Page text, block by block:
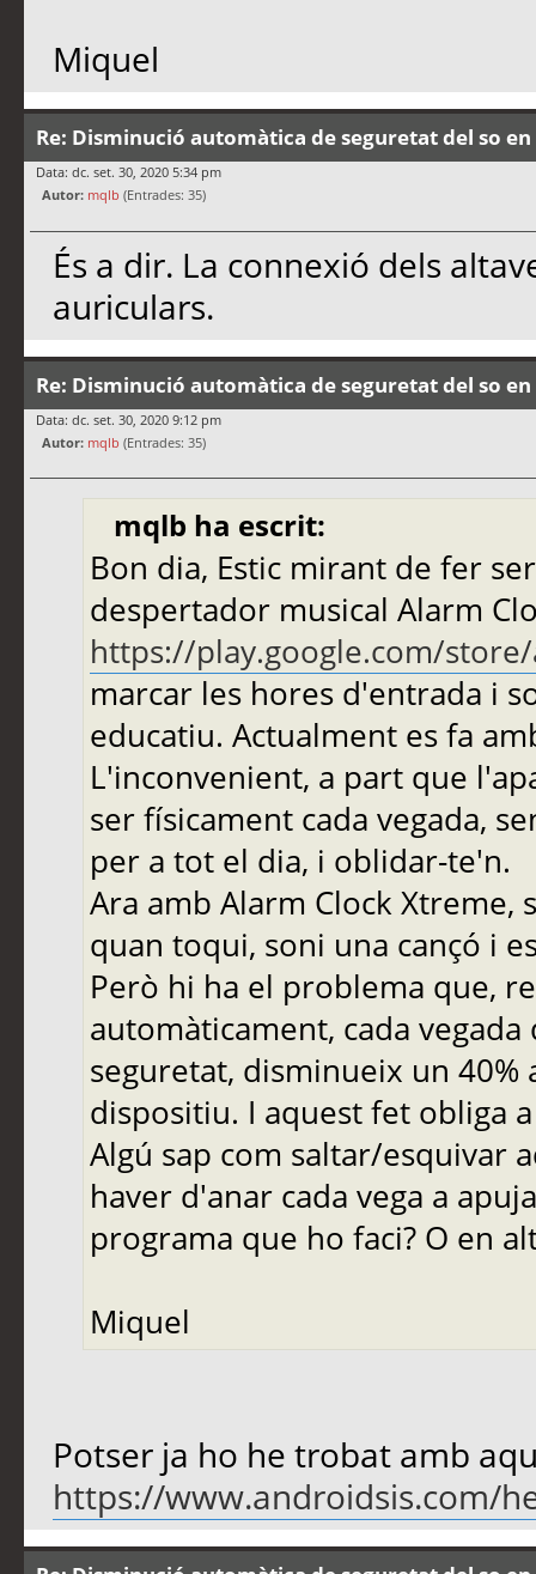
Miquel
Re: Disminució automàtica de seguretat del so
Data: dc. set. 30, 2020 5:34 pm
Autor: mqlb (Entrades: 35)
És a dir. La connexió dels
auriculars.
Re: Disminució automàtica de seguretat del so
Data: dc. set. 30, 2020 9:12 pm
Autor: mqlb (Entrades: 35)
mqlb ha escrit:
Bon dia, Estic mirant de fer
despertador musical Alarm
https://play.google.com/
marcar les hores d'entrada i
educatiu. Actualment es fa
L'inconvenient, a part que
ser físicament cada vegada,
per a tot el dia, i oblidar-te'n.
Ara amb Alarm Clock
quan toqui, soni una cançó i
Però hi ha el problema que,
automàticament, cada
seguretat, disminueix un
dispositiu. I aquest fet obliga
Algú sap com saltar/esquivar
haver d'anar cada vega a
programa que ho faci? O en
Miquel
Potser ja ho he trobat amb
https://www.androidsis.com/